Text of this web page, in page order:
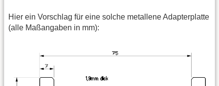
Hier ein Vorschlag für eine solche metallene Adapterplatte
(alle Maßangaben in mm):